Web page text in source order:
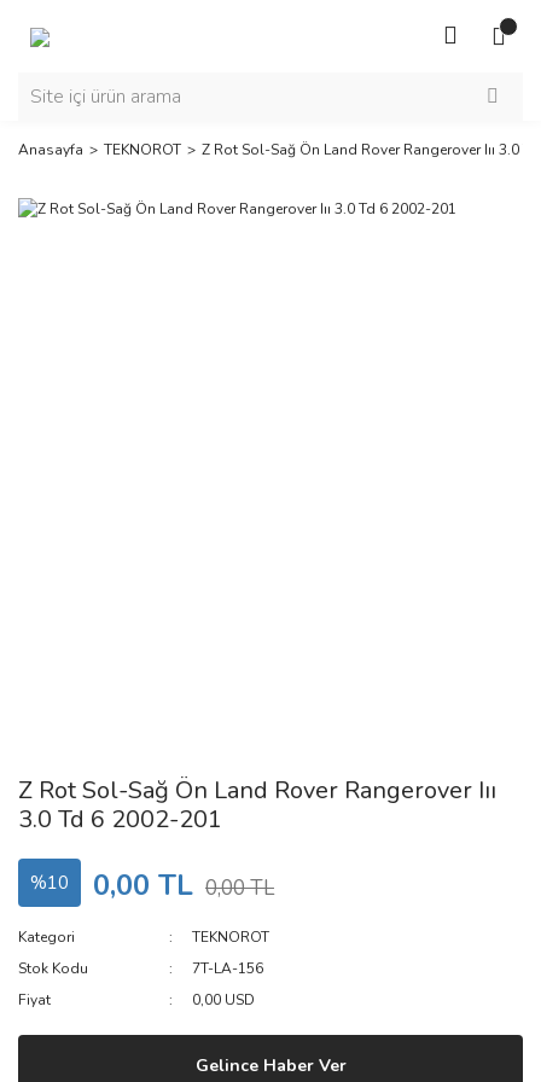
Anasayfa TEKNOROT Z Rot Sol-Sağ Ön Land Rover Rangerover Iıı 3.0
Z Rot Sol-Sağ Ön Land Rover Rangerover Iıı
3.0 Td 6 2002-201
%10 0,00 TL 0,00 TL
Kategori
TEKNOROT
Stok Kodu
7T-LA-156
Fiyat
0,00 USD
Gelince Haber Ver